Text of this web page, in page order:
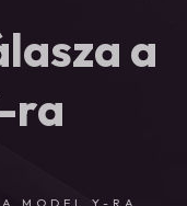
a
ra
MODEL Y-RA